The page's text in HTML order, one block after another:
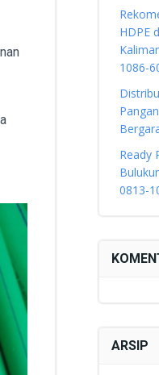
HDPE
1086-
Ready
0813-
ARSIP